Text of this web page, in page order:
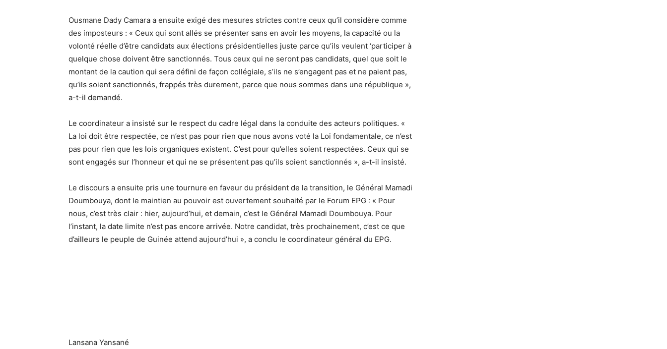
Ousmane Dady Camara a ensuite exigé des mesures strictes contre ceux qu’il considère comme
des imposteurs : « Ceux qui sont allés se présenter sans en avoir les moyens, la capacité ou la
volonté réelle d’être candidats aux élections présidentielles juste parce qu’ils veulent ‘participer à
quelque chose doivent être sanctionnés. Tous ceux qui ne seront pas candidats, quel que soit le
montant de la caution qui sera défini de façon collégiale, s’ils ne s’engagent pas et ne paient pas,
qu’ils soient sanctionnés, frappés très durement, parce que nous sommes dans une république »,
a-t-il demandé.
Le coordinateur a insisté sur le respect du cadre légal dans la conduite des acteurs politiques. «
La loi doit être respectée, ce n’est pas pour rien que nous avons voté la Loi fondamentale, ce n’est
pas pour rien que les lois organiques existent. C’est pour qu’elles soient respectées. Ceux qui se
sont engagés sur l’honneur et qui ne se présentent pas qu’ils soient sanctionnés », a-t-il insisté.
Le discours a ensuite pris une tournure en faveur du président de la transition, le Général Mamadi
Doumbouya, dont le maintien au pouvoir est ouvertement souhaité par le Forum EPG : « Pour
nous, c’est très clair : hier, aujourd’hui, et demain, c’est le Général Mamadi Doumbouya. Pour
l’instant, la date limite n’est pas encore arrivée. Notre candidat, très prochainement, c’est ce que
d’ailleurs le peuple de Guinée attend aujourd’hui », a conclu le coordinateur général du EPG.
Lansana Yansané